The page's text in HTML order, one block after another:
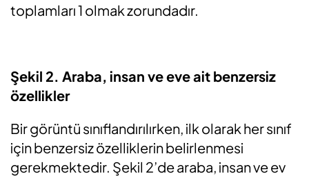
toplamları 1 olmak zorundadır.
Şekil 2. Araba, insan ve eve ait benzersiz
özellikler
Bir görüntü sınıflandırılırken, ilk olarak her sınıf
için benzersiz özelliklerin belirlenmesi
gerekmektedir. Şekil 2’de araba, insan ve ev